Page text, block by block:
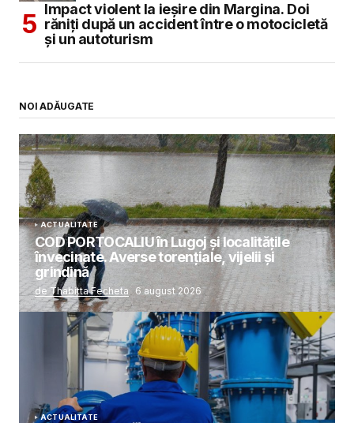
Impact violent la ieșire din Margina. Doi
răniți după un accident între o motocicletă
și un autoturism
NOI ADĂUGATE
ACTUALITATE
COD PORTOCALIU în Lugoj și localitățile
învecinate. Averse torențiale, vijelii și
grindină
de Thabitta Fecheta 6 august 2026
ACTUALITATE